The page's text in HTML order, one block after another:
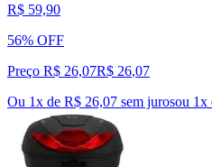
R$ 59,90
56% OFF
Preço R$ 26,07R$ 26,07
Ou 1x de R$ 26,07 sem jurosou 1x